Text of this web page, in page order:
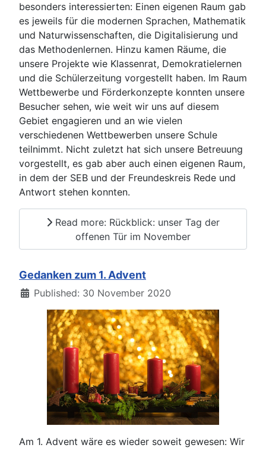
besonders interessierten: Einen eigenen Raum gab
es jeweils für die modernen Sprachen, Mathematik
und Naturwissenschaften, die Digitalisierung und
das Methodenlernen. Hinzu kamen Räume, die
unsere Projekte wie Klassenrat, Demokratielernen
und die Schülerzeitung vorgestellt haben. Im Raum
Wettbewerbe und Förderkonzepte konnten unsere
Besucher sehen, wie weit wir uns auf diesem
Gebiet engagieren und an wie vielen
verschiedenen Wettbewerben unsere Schule
teilnimmt. Nicht zuletzt hat sich unsere Betreuung
vorgestellt, es gab aber auch einen eigenen Raum,
in dem der SEB und der Freundeskreis Rede und
Antwort stehen konnten.
Read more: Rückblick: unser Tag der
offenen Tür im November
Gedanken zum 1. Advent
DetailsPublished: 30 November 2020
Am 1. Advent wäre es wieder soweit gewesen: Wir